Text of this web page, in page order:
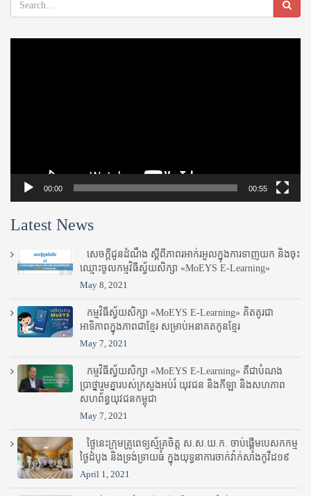
00:00 00:55
Latest News
សេចក្តីជូនដំណឹង ស្តី​ពីភាព​រអាក់រអួល​ក្នុងការ​ទាញ​យក និង​ចុះ​
ឈ្មោះ​ចូល​កម្មវិធី​ស្វ័យសិក្សា «MoEYS E-Learning»
May 8, 2021
កម្មវិធីស្វ័យសិក្សា «MoEYS E-Learning» គិតគូរជា
អាទិភាពក្នុងភាពជាខ្មែរ សម្រាប់អនាគតកូនខ្មែរ
May 7, 2021
កម្មវិធីស្វ័យសិក្សា «MoEYS E-Learning» គឺជាបំណង
ប្រាថ្នារួមគ្នារបស់ក្រសួងអប់រំ​ យុវជន និងកីឡា និងសហភាព
សហព័ន្ធយុវជនកម្ពុជា
May 7, 2021
ថ្ងៃនេះក្រុមគ្រូពេទ្យស្ម័គ្រចិត្ត ស.ស.យ.ក. ចាប់ផ្តើមបេសកកម្ម
ថ្ងៃដំបូង និងទ្រង់ទ្រាយធំ ក្នុងយុទ្ធនាការចាក់វ៉ាក់សាំងកូវីដ១៩
April 1, 2021